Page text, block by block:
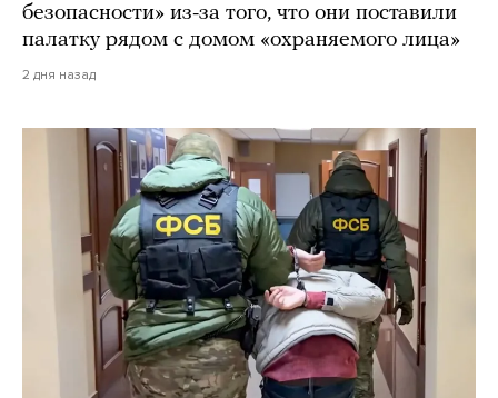
безопасности» из-за того, что они поставили
палатку рядом с домом «охраняемого лица»
2 дня назад